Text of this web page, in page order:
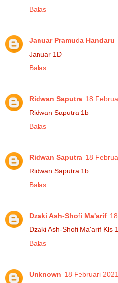
Balas
Januar Pramuda Handaru
Januar 1D
Balas
Ridwan Saputra 18
Ridwan Saputra 1b
Balas
Ridwan Saputra 18
Ridwan Saputra 1b
Balas
Dzaki Ash-Shofi Ma'arif
Dzaki Ash-Shofi Ma'arif Kls
Balas
Unknown 18 Februari